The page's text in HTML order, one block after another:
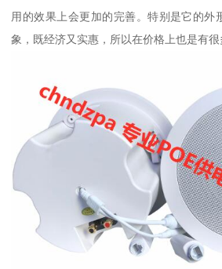
用的效果上会更加的完善。特别是它的外
象，既经济又实惠，所以在价格上也是有很